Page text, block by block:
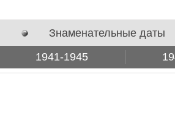
1941-1945
Знаменательные даты